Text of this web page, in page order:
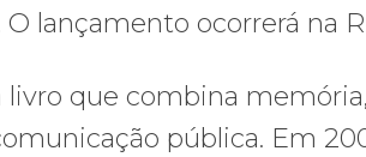
O lançamento ocorrerá na
livro que combina
pública. Em